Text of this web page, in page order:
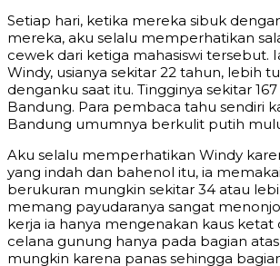
Setiap hari, ketika mereka sibuk
mereka, aku selalu memperhatikan
cewek dari ketiga mahasiswi tersebut.
Windy, usianya sekitar 22 tahun, lebih
denganku saat itu. Tingginya sekitar
Bandung. Para pembaca tahu sendiri
Bandung umumnya berkulit putih
Aku selalu memperhatikan Windy
yang indah dan bahenol itu, ia
berukuran mungkin sekitar 34 atau
memang payudaranya sangat
kerja ia hanya mengenakan kaus ketat
celana gunung hanya pada bagian
mungkin karena panas sehingga